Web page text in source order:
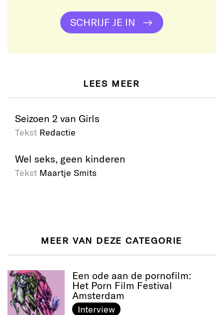
SCHRIJF JE IN
LEES MEER
Seizoen 2 van Girls
Tekst Redactie
Wel seks, geen kinderen
Tekst Maartje Smits
MEER VAN DEZE CATEGORIE
Een ode aan de pornofilm:
Het Porn Film Festival
Amsterdam
Interview